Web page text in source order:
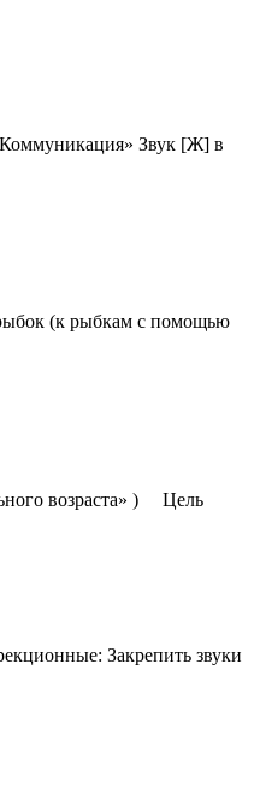
Звук [Ж] в
(к рыбкам с помощью
возраста» ) Цель
Закрепить звуки